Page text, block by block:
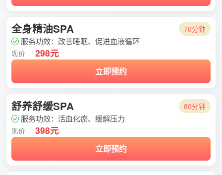
全身精油SPA 70分钟
服务功效：改善睡眠、促进血液循环
现价 298元
立即预约
舒养舒缓SPA 80分钟
服务功效：活血化瘀、缓解压力
现价 398元
立即预约